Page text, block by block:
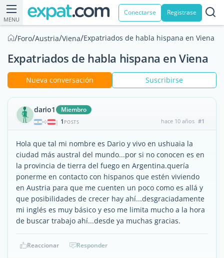
MENU
Conectarse Registrase
/Foro/Austria/Viena/Expatriados de habla hispana en Viena
Expatriados de habla hispana en Viena
Nueva conversación Suscribirse
dario1 Miembro
| 1 POSTS hace 10 años #1
Hola que tal mi nombre es Dario y vivo en ushuaia la
ciudad más austral del mundo...por si no conocen es en
la provincia de tierra del fuego en Argentina.quería
ponerme en contacto con hispanos que estén viviendo
en Austria para que me cuenten un poco como es allá y
que posibilidades de crecer hay ahí...desgraciadamente
mi inglés es muy básico y eso me limita mucho a la hora
de buscar trabajo ahí...desde ya muchas gracias.
Reaccionar Responder